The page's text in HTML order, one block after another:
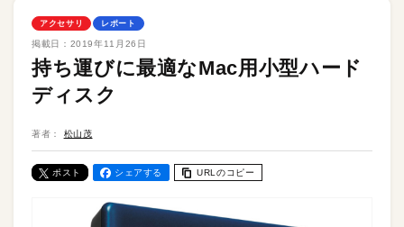
アクセサリ レポート
掲載日： 2019年11月26日
持ち運びに最適なMac用小型ハード
ディスク
著者： 松山茂
ポスト シェアする URLのコピー